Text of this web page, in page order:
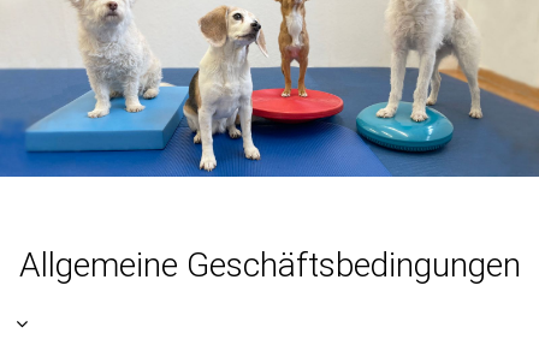
CANIS VITAL
Praxis für Tierphysiotherapie &
Tierosteopathie
Allgemeine Geschäftsbedingungen